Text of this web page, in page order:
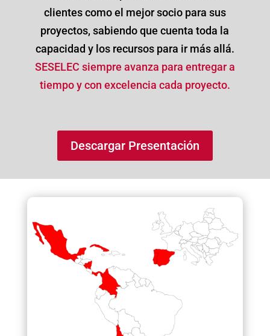
clientes como el mejor socio para sus
proyectos, sabiendo que cuenta toda la
capacidad y los recursos para ir más allá.
SESELEC siempre avanza para entregar a
tiempo y con excelencia cada proyecto.
Descargar Presentación